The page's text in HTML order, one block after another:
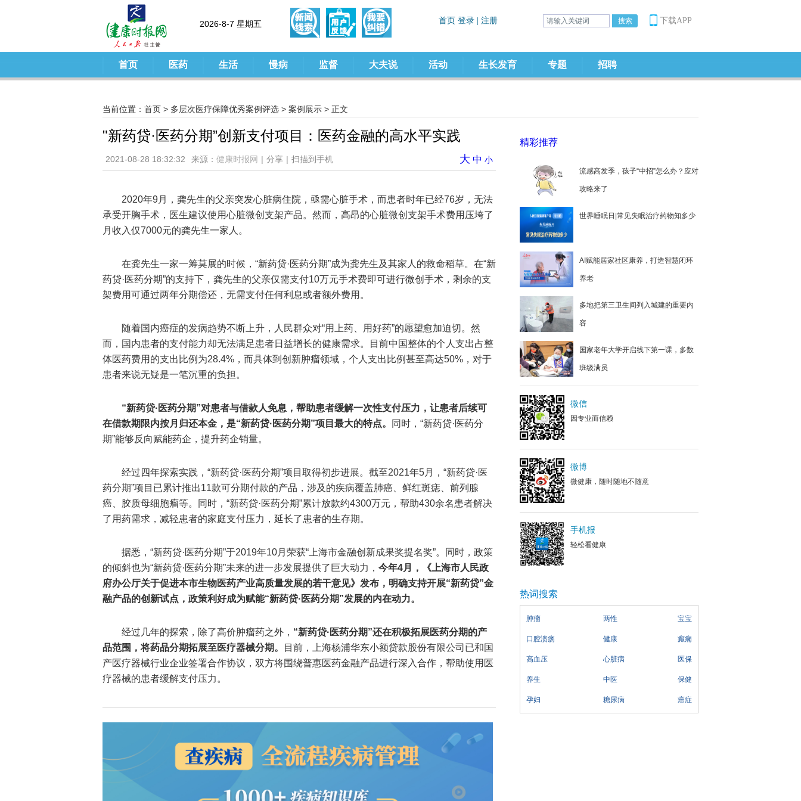
2026-8-7 星期五 下载APP
首页 医药 生活 慢病 监督 大夫说 活动 生长发育 专题 招聘
当前位置： 首页 > 多层次医疗保障优秀案例评选 > 案例展示 > 正文
"新药贷·医药分期”创新支付项目：医药金融的高水平实践
2021-08-28 18:32:32 来源： 健康时报网 | 分享 | 扫描到手机 大 中 小
2020年9月，龚先生的父亲突发心脏病住院，亟需心脏手术，而患者时年已经76岁，无法
承受开胸手术，医生建议使用心脏微创支架产品。然而，高昂的心脏微创支架手术费用压垮了
月收入仅7000元的龚先生一家人。
在龚先生一家一筹莫展的时候，“新药贷·医药分期”成为龚先生及其家人的救命稻草。在“新
药贷·医药分期”的支持下，龚先生的父亲仅需支付10万元手术费即可进行微创手术，剩余的支
架费用可通过两年分期偿还，无需支付任何利息或者额外费用。
随着国内癌症的发病趋势不断上升，人民群众对“用上药、用好药”的愿望愈加迫切。然
而，国内患者的支付能力却无法满足患者日益增长的健康需求。目前中国整体的个人支出占整
体医药费用的支出比例为28.4%，而具体到创新肿瘤领域，个人支出比例甚至高达50%，对于
患者来说无疑是一笔沉重的负担。
“新药贷·医药分期”对患者与借款人免息，帮助患者缓解一次性支付压力，让患者后续可
在借款期限内按月归还本金，是“新药贷·医药分期”项目最大的特点。
同时，“新药贷·医药分
期”能够反向赋能药企，提升药企销量。
经过四年探索实践，“新药贷·医药分期”项目取得初步进展。截至2021年5月，“新药贷·医
药分期”项目已累计推出11款可分期付款的产品，涉及的疾病覆盖肺癌、鲜红斑痣、前列腺
癌、胶质母细胞瘤等。同时，“新药贷·医药分期”累计放款约4300万元，帮助430余名患者解决
了用药需求，减轻患者的家庭支付压力，延长了患者的生存期。
据悉，“新药贷·医药分期”于2019年10月荣获“上海市金融创新成果奖提名奖”。同时，政策
的倾斜也为“新药贷·医药分期”未来的进一步发展提供了巨大动力， 今年4月，《上海市人民政
府办公厅关于促进本市生物医药产业高质量发展的若干意见》发布，明确支持开展“新药贷”金
融产品的创新试点，政策利好成为赋能“新药贷·医药分期”发展的内在动力。
经过几年的探索，除了高价肿瘤药之外， “新药贷·医药分期”还在积极拓展医药分期的产
品范围，将药品分期拓展至医疗器械分期。
目前，上海杨浦华东小额贷款股份有限公司已和国
产医疗器械行业企业签署合作协议，双方将围绕普惠医药金融产品进行深入合作，帮助使用医
疗器械的患者缓解支付压力。
精彩推荐
流感高发季，孩子“中招”怎么办？应对
攻略来了
世界睡眠日|常见失眠治疗药物知多少
AI赋能居家社区康养，打造智慧闭环
养老
多地把第三卫生间列入城建的重要内
容
国家老年大学开启线下第一课，多数
班级满员
微信
因专业而信赖
微博
微健康，随时随地不随意
手机报
轻松看健康
热词搜索
肿瘤 两性 宝宝
口腔溃疡 健康 癫痫
高血压 心脏病 医保
养生 中医 保健
孕妇 糖尿病 癌症